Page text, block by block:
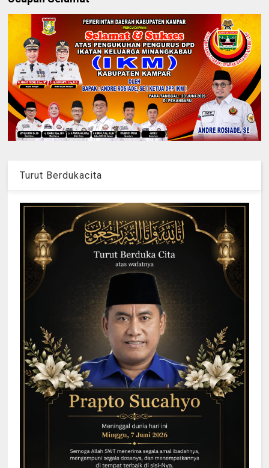
Turut Berdukacita